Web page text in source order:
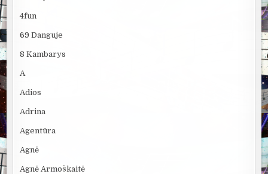
4fun
69 Danguje
8 Kambarys
A
Adios
Adrina
Agentūra
Agnė
Agnė Armoškaitė